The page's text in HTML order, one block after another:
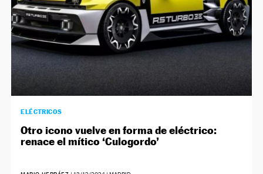
ELÉCTRICOS
Otro icono vuelve en forma de eléctrico:
renace el mítico ‘Culogordo’